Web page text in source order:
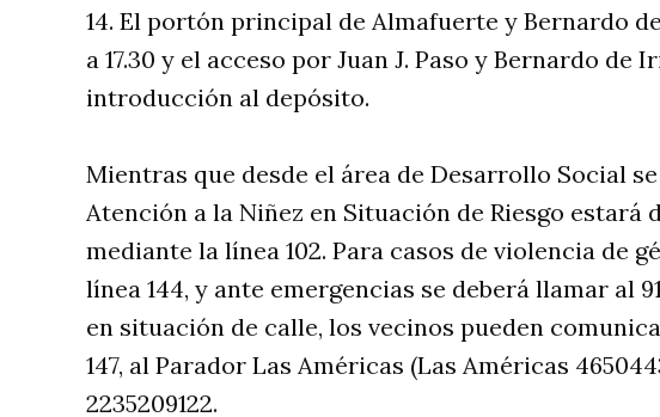
14. El portón principal de Almafuerte y Bernardo
a 17.30 y el acceso por Juan J. Paso y Bernardo de
introducción al depósito.
Mientras que desde el área de Desarrollo Social
Atención a la Niñez en Situación de Riesgo estará
mediante la línea 102. Para casos de violencia de
línea 144, y ante emergencias se deberá llamar al
en situación de calle, los vecinos pueden
147, al Parador Las Américas (Las Américas
2235209122.